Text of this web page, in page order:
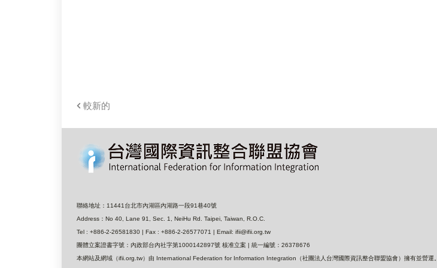
較新的
聯絡地址：11441台北市內湖區內湖路一段91巷40號
Address：No 40, Lane 91, Sec. 1, NeiHu Rd. Taipei, Taiwan, R.O.C.
Tel : +886-2-26581830 | Fax : +886-2-26577071 | Email: ifii@ifii.org.tw
團體立案證書字號：內政部台內社字第1000142897號 核准立案 | 統一編號：26378676
本網站及網域（ifii.org.tw）由 International Federation for Information Integration（社團法人台灣國際資訊整合聯盟協會）擁有並營運。